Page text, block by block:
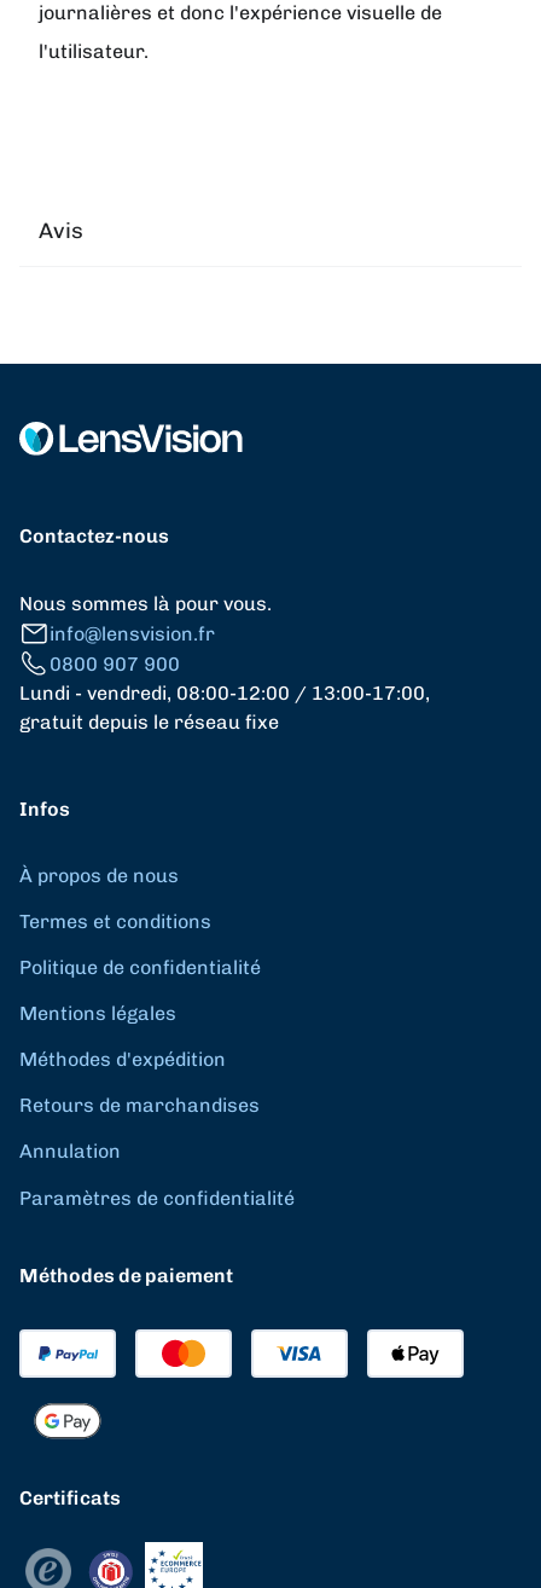
journalières et donc l'expérience visuelle de
l'utilisateur.
Avis
Contactez-nous
Nous sommes là pour vous.
info@lensvision.fr
0800 907 900
Lundi - vendredi, 08:00-12:00 / 13:00-17:00,
gratuit depuis le réseau fixe
Infos
À propos de nous
Termes et conditions
Politique de confidentialité
Mentions légales
Méthodes d'expédition
Retours de marchandises
Annulation
Paramètres de confidentialité
Méthodes de paiement
Certificats